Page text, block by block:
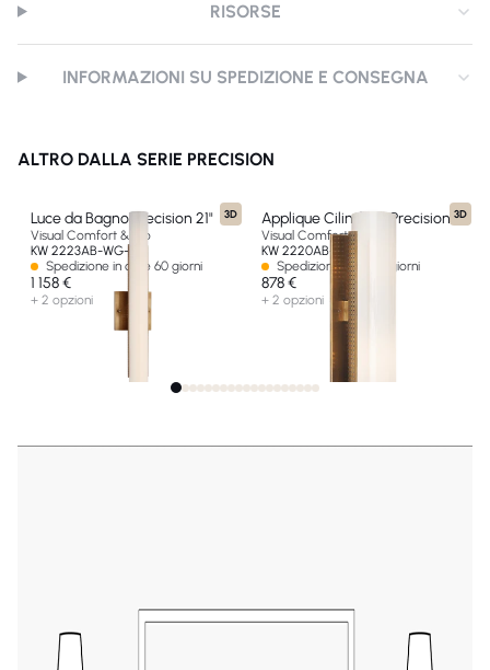
RISORSE
INFORMAZIONI SU SPEDIZIONE E CONSEGNA
ALTRO DALLA SERIE PRECISION
3D
Luce da Bagno Precision 21"
Visual Comfort & Co
KW 2223AB-WG-EU
Spedizione in oltre 60 giorni
1 158 €
+ 2 opzioni
3D
Applique Cilindrica Precision
Visual Comfort & Co
KW 2220AB-WG-EU
Spedizione in 14-30 giorni
878 €
+ 2 opzioni